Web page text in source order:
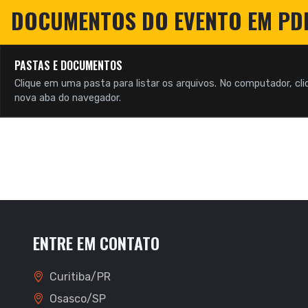
DOCUMENTOS DO EVENTO EM
PASTAS E DOCUMENTOS
Clique em uma pasta para listar os arquivos. No computador,
nova aba do navegador.
ENTRE EM CONTATO
Curitiba/PR
Osasco/SP